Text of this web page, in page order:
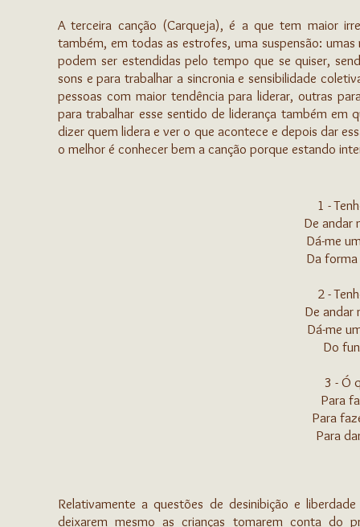
A terceira canção (Carqueja), é a que tem maior
também, em todas as estrofes, uma suspensão:
podem ser estendidas pelo tempo que se quiser,
sons e para trabalhar a sincronia e sensibilidade
pessoas com maior tendência para liderar, outras
para trabalhar esse sentido de liderança também em
dizer quem lidera e ver o que acontece e depois dar
o melhor é conhecer bem a canção porque estando
1 -
De andar
Dá-me
Da
2 -
De andar
Dá-me
Do
3 - Ó
Para
Para
Para
Relativamente a questões de desinibição e
deixarem mesmo as crianças tomarem conta do